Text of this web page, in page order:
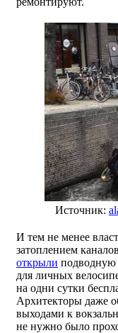
Источник:
И тем не менее
затоплением
открыли подводную
для личных
на одни сутки
Архитекторы даже
выходами к
не нужно было